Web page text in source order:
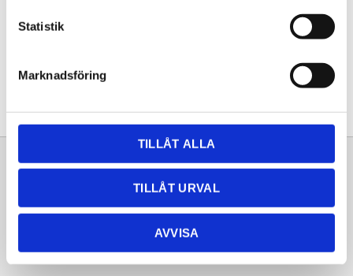
Statistik
Marknadsföring
TILLÅT ALLA
TILLÅT URVAL
AVVISA
Sortiment
Natursten
Information
Frågor & svar
Köpvillkor